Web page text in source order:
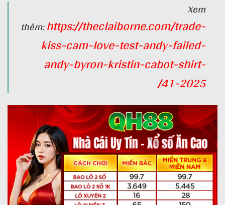
Xem
thêm:https://theclaiborne.com/trade-
kiss-cam-love-test-andy-failed-
andy-byron-kristin-cabot-shirt-
41-2025/